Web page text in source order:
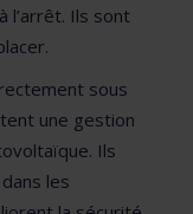
l’arrêt. Ils sont
sous
une gestion
Ils
les